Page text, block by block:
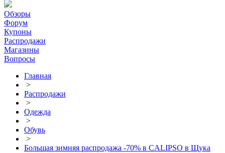
Обзоры
Форум
Купоны
Распродажи
Магазины
Вопросы
Главная
>
Распродажи
>
Одежда
>
Обувь
>
Большая зимняя распродажа -70% в CALIPSO в Щука